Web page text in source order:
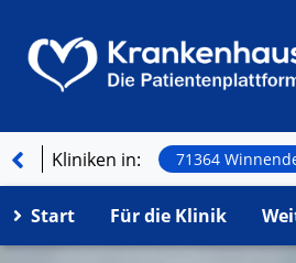
Kliniken in: 71364
Start Für die Klinik